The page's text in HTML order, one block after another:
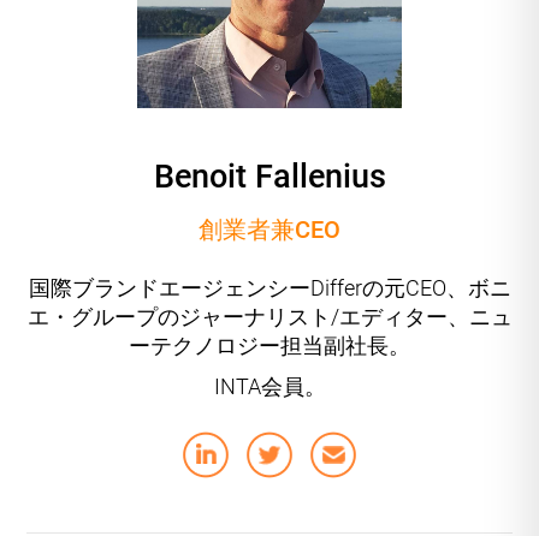
Benoit Fallenius
創業者兼CEO
国際ブランドエージェンシーDifferの元CEO、ボニ
エ・グループのジャーナリスト/エディター、ニュ
ーテクノロジー担当副社長。
INTA会員。